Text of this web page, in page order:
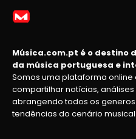
Música.com.pt é o destino
da música portuguesa e
Somos uma plataforma
compartilhar notícias,
abrangendo todos os
tendências do cenário musical.